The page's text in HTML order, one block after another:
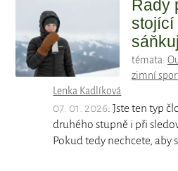
Rady
stojící
témata:
zimní
Lenka Kadlíková
07. 01. 2026: Jste ten typ
druhého stupně i při
Pokud tedy nechcete, aby